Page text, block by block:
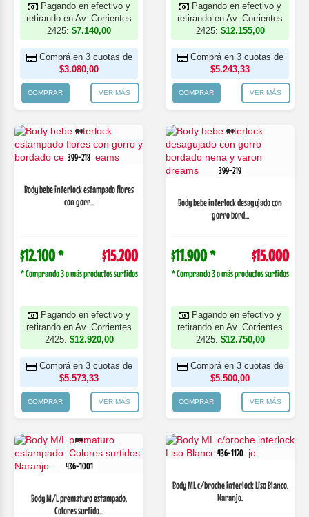
Pagando en efectivo y
retirando en Av. Corrientes
2425: $7.140,00
Comprá en 3 cuotas de
$3.080,00
COMPRAR VER MÁS
Pagando en efectivo y
retirando en Av. Corrientes
2425: $12.155,00
Comprá en 3 cuotas de
$5.243,33
COMPRAR VER MÁS
399-218
Body bebe interlock estampado flores
con gorr...
$12.100 * $15.200
* Comprando 3 o más productos surtidos
Pagando en efectivo y
retirando en Av. Corrientes
2425: $12.920,00
Comprá en 3 cuotas de
$5.573,33
COMPRAR VER MÁS
399-219
Body bebe interlock desagujado con
gorro bord...
$11.900 * $15.000
* Comprando 3 o más productos surtidos
Pagando en efectivo y
retirando en Av. Corrientes
2425: $12.750,00
Comprá en 3 cuotas de
$5.500,00
COMPRAR VER MÁS
436-1001
Body M/L prematuro estampado.
Colores surtido...
436-1120
Body ML c/broche interlock Liso Blanco.
Naranjo.